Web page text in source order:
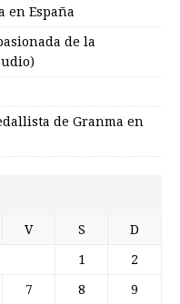
en España
de la
de Granma en
V S D
1 2
7 8 9